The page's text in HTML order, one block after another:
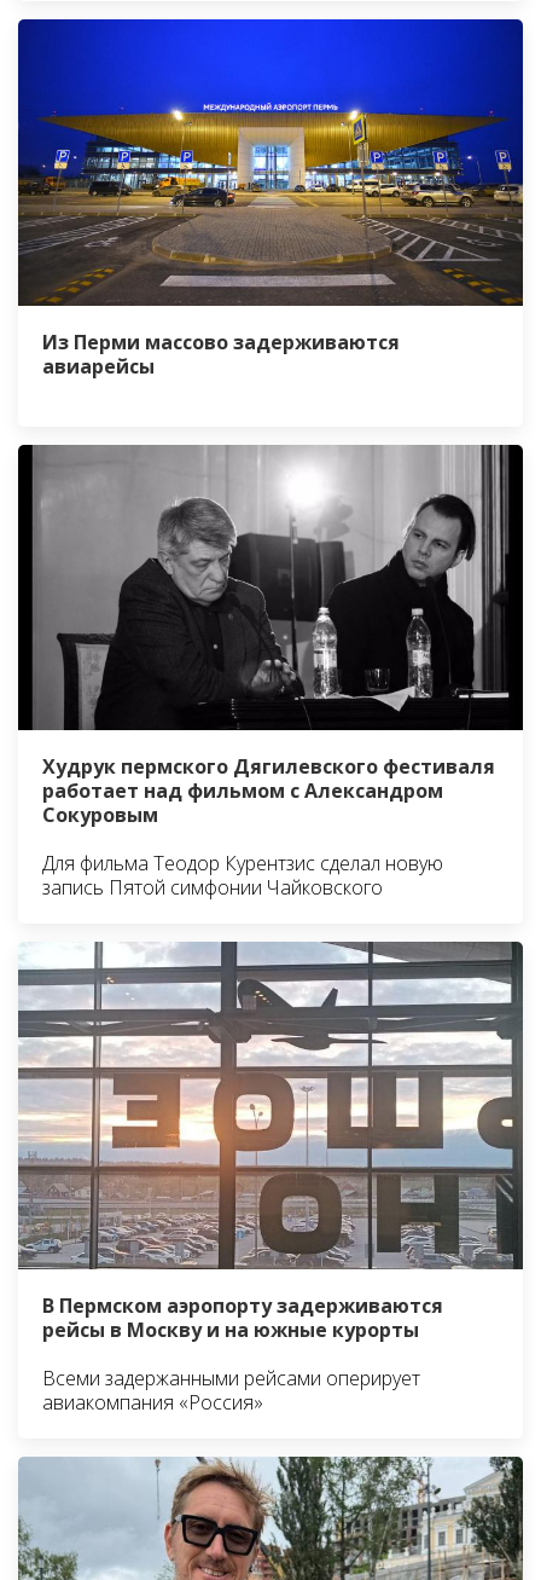
Из Перми массово задерживаются
авиарейсы
Худрук пермского Дягилевского фестиваля
работает над фильмом с Александром
Сокуровым
Для фильма Теодор Курентзис сделал новую
запись Пятой симфонии Чайковского
В Пермском аэропорту задерживаются
рейсы в Москву и на южные курорты
Всеми задержанными рейсами оперирует
авиакомпания «Россия»